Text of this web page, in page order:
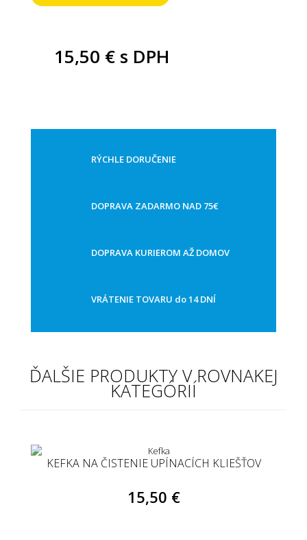
15,50 € s DPH
RÝCHLE DORUČENIE
DOPRAVA ZADARMO NAD 75€
DOPRAVA KURIEROM AŽ DOMOV
VRÁTENIE TOVARU do 14 DNÍ
ĎALŠIE PRODUKTY V ROVNAKEJ
KATEGÓRIÍ
KEFKA NA ČISTENIE UPÍNACÍCH KLIEŠŤOV
15,50 €